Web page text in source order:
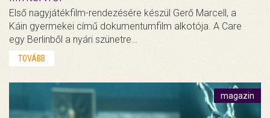
Első nagyjátékfilm-rendezésére készül Gerő Marcell, a
Káin gyermekei című dokumentumfilm alkotója. A Care
egy Berlinből a nyári szünetre…
TOVÁBB
magazin